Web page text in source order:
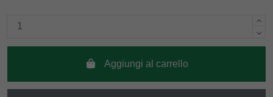
Aggiungi al carrello